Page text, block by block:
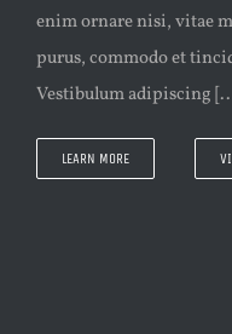
enim ornare nisi, vitae
purus, commodo et
Vestibulum adipiscing
LEARN MORE